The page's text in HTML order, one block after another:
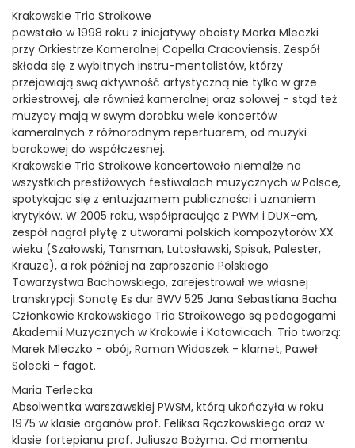
Krakowskie Trio Stroikowe
powstało w 1998 roku z inicjatywy oboisty Marka Mleczki
przy Orkiestrze Kameralnej Capella Cracoviensis. Zespół
składa się z wybitnych instru-mentalistów, którzy
przejawiają swą aktywność artystyczną nie tylko w grze
orkiestrowej, ale również kameralnej oraz solowej - stąd też
muzycy mają w swym dorobku wiele koncertów
kameralnych z różnorodnym repertuarem, od muzyki
barokowej do współczesnej.
Krakowskie Trio Stroikowe koncertowało niemalże na
wszystkich prestiżowych festiwalach muzycznych w Polsce,
spotykając się z entuzjazmem publiczności i uznaniem
krytyków. W 2005 roku, współpracując z PWM i DUX-em,
zespół nagrał płytę z utworami polskich kompozytorów XX
wieku (Szałowski, Tansman, Lutosławski, Spisak, Palester,
Krauze), a rok później na zaproszenie Polskiego
Towarzystwa Bachowskiego, zarejestrował we własnej
transkrypcji Sonatę Es dur BWV 525 Jana Sebastiana Bacha.
Członkowie Krakowskiego Tria Stroikowego są pedagogami
Akademii Muzycznych w Krakowie i Katowicach. Trio tworzą:
Marek Mleczko - obój, Roman Widaszek - klarnet, Paweł
Solecki - fagot.
Maria Terlecka
Absolwentka warszawskiej PWSM, którą ukończyła w roku
1975 w klasie organów prof. Feliksa Rączkowskiego oraz w
klasie fortepianu prof. Juliusza Bożyma. Od momentu